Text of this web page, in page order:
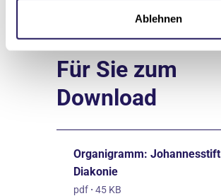
Ablehnen
Für Sie zum
Download
Organigramm: Johannesstift
Diakonie
pdf · 45 KB